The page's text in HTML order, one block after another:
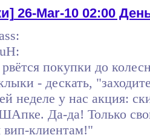
26-Mar-10 02:00
покупки до
- дескать,
неделе у нас акция:
Да-да! Только
вип-клиентам!"